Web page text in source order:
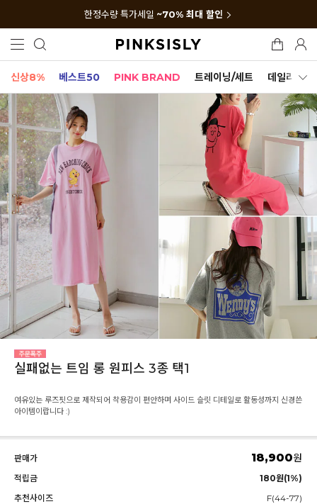
한정수량 특가세일 ~70% 최대 할인
신상8% 베스트50 PINK BRAND 트레이닝/세트 데일리세트
실패없는 트임 롱 원피스 3종 택1
여유있는 루즈핏으로 제작되어 착용감이 편안하며 사이드 슬릿 디테일로 활동성까지 신경쓴
아이템이랍니다 :)
판매가 18,900원
적립금
180원(1%)
추천사이즈
F(44-77)